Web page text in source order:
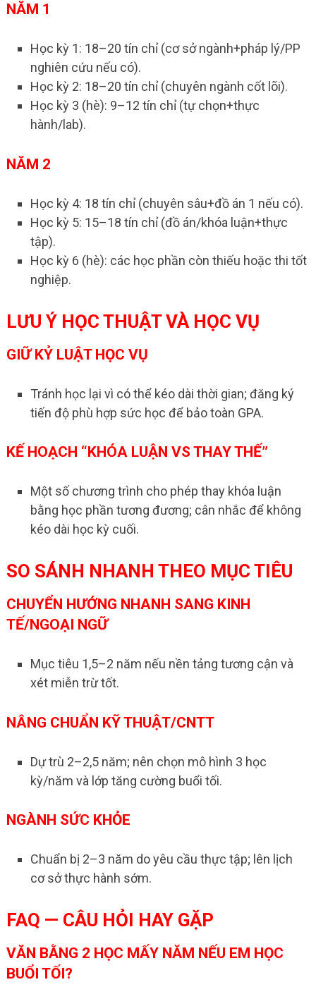
NĂM 1
Học kỳ 1: 18–20 tín chỉ (cơ sở ngành+pháp lý/PP
nghiên cứu nếu có).
Học kỳ 2: 18–20 tín chỉ (chuyên ngành cốt lõi).
Học kỳ 3 (hè): 9–12 tín chỉ (tự chọn+thực
hành/lab).
NĂM 2
Học kỳ 4: 18 tín chỉ (chuyên sâu+đồ án 1 nếu có).
Học kỳ 5: 15–18 tín chỉ (đồ án/khóa luận+thực
tập).
Học kỳ 6 (hè): các học phần còn thiếu hoặc thi tốt
nghiệp.
LƯU Ý HỌC THUẬT VÀ HỌC VỤ
GIỮ KỶ LUẬT HỌC VỤ
Tránh học lại vì có thể kéo dài thời gian; đăng ký
tiến độ phù hợp sức học để bảo toàn GPA.
KẾ HOẠCH “KHÓA LUẬN VS THAY THẾ”
Một số chương trình cho phép thay khóa luận
bằng học phần tương đương; cân nhắc để không
kéo dài học kỳ cuối.
SO SÁNH NHANH THEO MỤC TIÊU
CHUYỂN HƯỚNG NHANH SANG KINH
TẾ/NGOẠI NGỮ
Mục tiêu 1,5–2 năm nếu nền tảng tương cận và
xét miễn trừ tốt.
NÂNG CHUẨN KỸ THUẬT/CNTT
Dự trù 2–2,5 năm; nên chọn mô hình 3 học
kỳ/năm và lớp tăng cường buổi tối.
NGÀNH SỨC KHỎE
Chuẩn bị 2–3 năm do yêu cầu thực tập; lên lịch
cơ sở thực hành sớm.
FAQ — CÂU HỎI HAY GẶP
VĂN BẰNG 2 HỌC MẤY NĂM NẾU EM HỌC
BUỔI TỐI?